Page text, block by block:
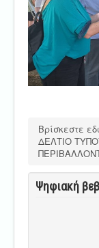
Βρίσκεστε
ΔΕΛΤΙΟ
Ψηφιακή